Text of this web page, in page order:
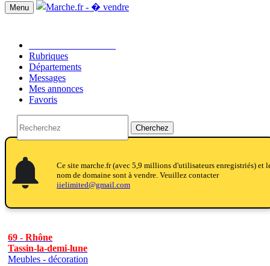
Menu
Rubriques
Départements
Messages
Mes annonces
Favoris
Cherchez
notifications
notifications
Ce site marche.fr (avec 5,9 millions d'utilisateurs enregistriés) et
nom de domaine sont à vendre. Veuillez contacter
iielimited@gmail.com
69 - Rhône
Tassin-la-demi-lune
Meubles - décoration